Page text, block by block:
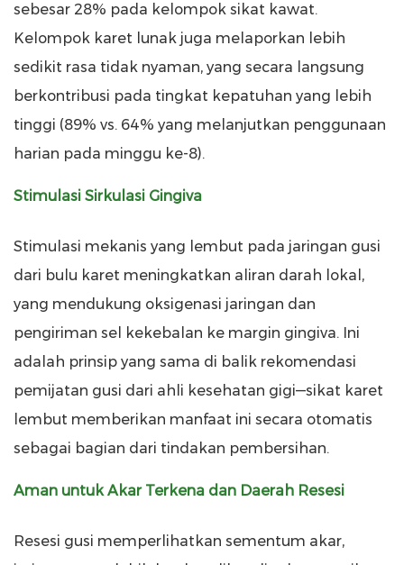
sebesar 28% pada kelompok sikat kawat.
Kelompok karet lunak juga melaporkan lebih
sedikit rasa tidak nyaman, yang secara langsung
berkontribusi pada tingkat kepatuhan yang lebih
tinggi (89% vs. 64% yang melanjutkan penggunaan
harian pada minggu ke-8).
Stimulasi Sirkulasi Gingiva
Stimulasi mekanis yang lembut pada jaringan gusi
dari bulu karet meningkatkan aliran darah lokal,
yang mendukung oksigenasi jaringan dan
pengiriman sel kekebalan ke margin gingiva. Ini
adalah prinsip yang sama di balik rekomendasi
pemijatan gusi dari ahli kesehatan gigi—sikat karet
lembut memberikan manfaat ini secara otomatis
sebagai bagian dari tindakan pembersihan.
Aman untuk Akar Terkena dan Daerah Resesi
Resesi gusi memperlihatkan sementum akar,